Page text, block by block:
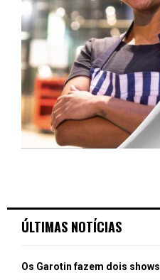
ÚLTIMAS NOTÍCIAS
Os Garotin fazem dois